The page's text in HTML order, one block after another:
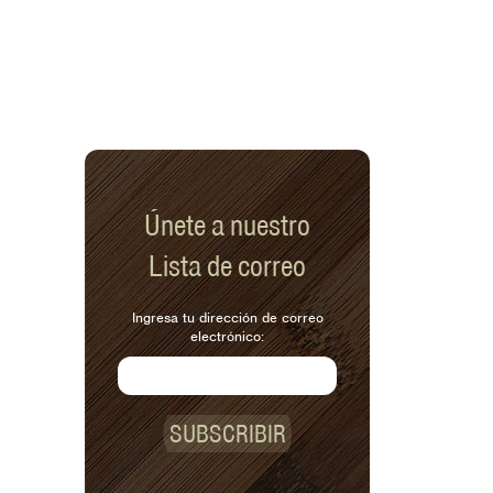
Únete a nuestro
Lista de correo
Ingresa tu dirección de correo
electrónico:
SUBSCRIBIR